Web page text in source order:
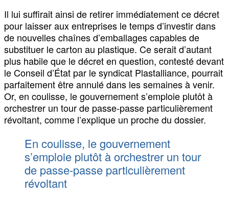
Il lui suffirait ainsi de retirer immédiatement ce décret
pour laisser aux entreprises le temps d’investir dans
de nouvelles chaînes d’emballages capables de
substituer le carton au plastique. Ce serait d’autant
plus habile que le décret en question, contesté devant
le Conseil d’État par le syndicat Plastalliance, pourrait
parfaitement être annulé dans les semaines à venir.
Or, en coulisse, le gouvernement s’emploie plutôt à
orchestrer un tour de passe-passe particulièrement
révoltant, comme l’explique un proche du dossier.
En coulisse, le gouvernement
s’emploie plutôt à orchestrer un tour
de passe-passe particulièrement
révoltant